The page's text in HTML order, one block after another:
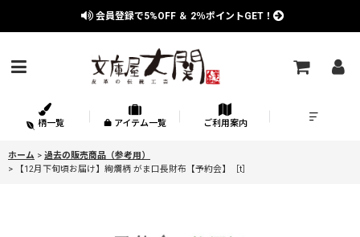
会員登録で5%OFF ＆ 2％ポイントGET！
柄一覧 アイテム一覧 ご利用案内
ホーム > 過去の販売商品（参考用）
>
【12月下旬頃お届け】絢爛柄 がま口長財布【予約会】［t］